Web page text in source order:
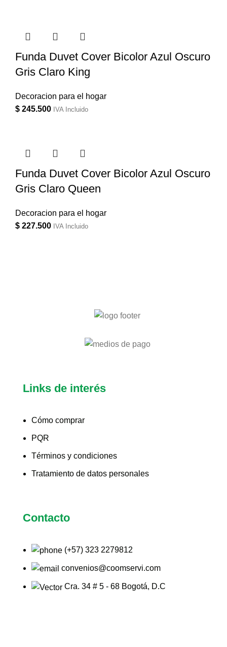
Funda Duvet Cover Bicolor Azul Oscuro
Gris Claro King
Decoracion para el hogar
$ 245.500 IVA Incluido
Funda Duvet Cover Bicolor Azul Oscuro
Gris Claro Queen
Decoracion para el hogar
$ 227.500 IVA Incluido
Links de interés
Cómo comprar
PQR
Términos y condiciones
Tratamiento de datos personales
Contacto
(+57) 323 2279812
convenios@coomservi.com
Cra. 34 # 5 - 68 Bogotá, D.C